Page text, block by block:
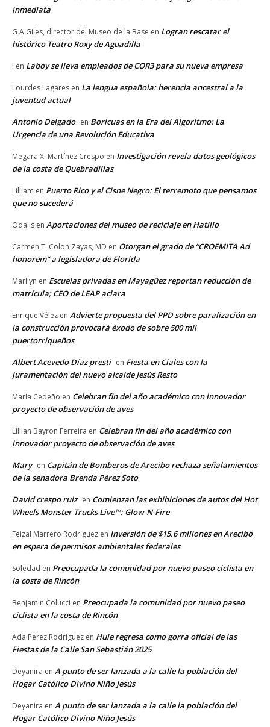
inmediata
G A Giles, director del Museo de la Base en Logran rescatar el
histórico Teatro Roxy de Aguadilla
I en Laboy se lleva empleados de COR3 para su nueva empresa
Lourdes Lagares en La lengua española: herencia ancestral a la
juventud actual
Antonio Delgado en Boricuas en la Era del Algoritmo: La
Urgencia de una Revolución Educativa
Megara X. Martínez Crespo en Investigación revela datos geológicos
de la costa de Quebradillas
Lilliam en Puerto Rico y el Cisne Negro: El terremoto que pensamos
que no sucederá
Odalis en Aportaciones del museo de reciclaje en Hatillo
Carmen T. Colon Zayas, MD en Otorgan el grado de “CROEMITA Ad
honorem” a legisladora de Florida
Marilyn en Escuelas privadas en Mayagüez reportan reducción de
matrícula; CEO de LEAP aclara
Enrique Vélez en Advierte propuesta del PPD sobre paralización en
la construcción provocará éxodo de sobre 500 mil
puertorriqueños
Albert Acevedo Díaz presti en Fiesta en Ciales con la
juramentación del nuevo alcalde Jesús Resto
María Cedeño en Celebran fin del año académico con innovador
proyecto de observación de aves
Lillian Bayron Ferreira en Celebran fin del año académico con
innovador proyecto de observación de aves
Mary en Capitán de Bomberos de Arecibo rechaza señalamientos
de la senadora Brenda Pérez Soto
David crespo ruiz en Comienzan las exhibiciones de autos del Hot
Wheels Monster Trucks Live™: Glow-N-Fire
Feizal Marrero Rodriguez en Inversión de $15.6 millones en Arecibo
en espera de permisos ambientales federales
Soledad en Preocupada la comunidad por nuevo paseo ciclista en
la costa de Rincón
Benjamin Colucci en Preocupada la comunidad por nuevo paseo
ciclista en la costa de Rincón
Ada Pérez Rodríguez en Hule regresa como gorra oficial de las
Fiestas de la Calle San Sebastián 2025
Deyanira en A punto de ser lanzada a la calle la población del
Hogar Católico Divino Niño Jesús
Deyanira en A punto de ser lanzada a la calle la población del
Hogar Católico Divino Niño Jesús